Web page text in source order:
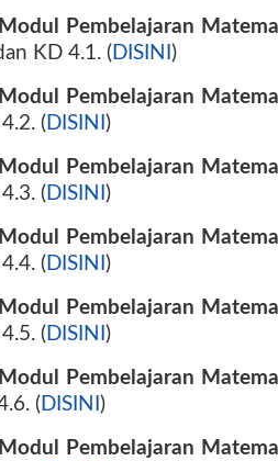
Modul Pembelajaran
KD 4.1. ( DISINI )
Modul Pembelajaran
( DISINI )
Modul Pembelajaran
( DISINI )
Modul Pembelajaran
( DISINI )
Modul Pembelajaran
( DISINI )
Modul Pembelajaran
( DISINI )
Modul Pembelajaran